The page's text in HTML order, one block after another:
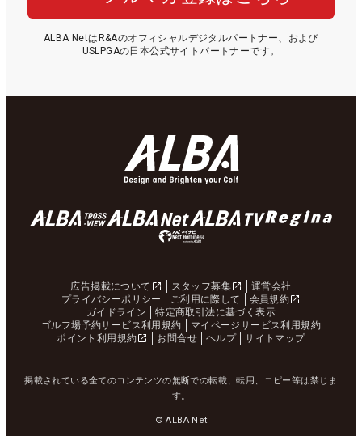
ALBA NetはR&Aのオフィシャルデジタルパートナー、および
USLPGAの日本公式サイトパートナーです。
広告掲載について スタッフ募集
運営会社
プライバシーポリシー
ご利用に際して
会員規約
ガイドライン
特定商取引法に基づく表示
ゴルフ場予約サービス利用規約
マイページサービス利用規約
ポイント利用規約
お問合せ ヘルプ サイトマップ
掲載されている全てのコンテンツの無断での転載、転用、コピー等は禁じま
す。
© ALBA Net